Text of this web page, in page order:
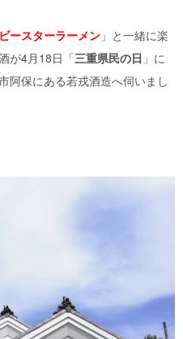
ースターラーメン 」と一緒に楽
が4月18日「三重県民の日 」に
阿保にある若戎酒造へ伺いまし